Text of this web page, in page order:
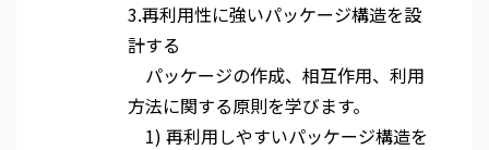
3.再利用性に強いパッケージ構造を設
計する
パッケージの作成、相互作用、利用
方法に関する原則を学びます。
1) 再利用しやすいパッケージ構造を